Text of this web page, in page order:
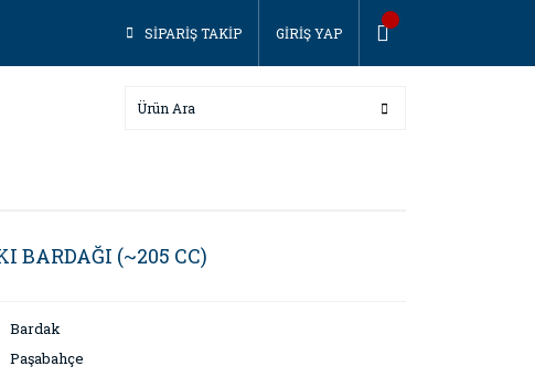
SİPARİŞ TAKİP GİRİŞ YAP
BARDAĞI (~205 CC)
Bardak
Paşabahçe